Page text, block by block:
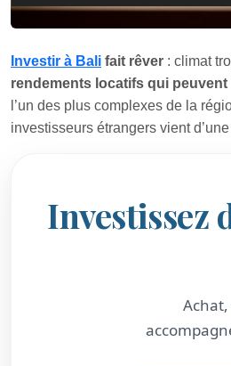
Investir à Bali fait rêver : climat
rendements locatifs qui
l’un des plus complexes de la
investisseurs étrangers vient
Investissez